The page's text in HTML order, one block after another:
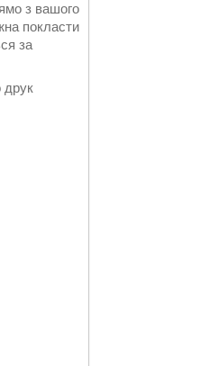
з вашого
покласти
за
друк